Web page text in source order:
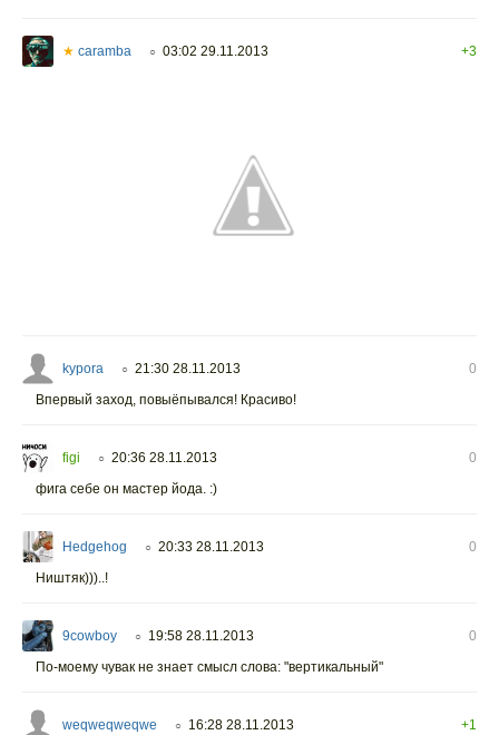
★ caramba ○ 03:02 29.11.2013 +3
kypora ○ 21:30 28.11.2013
0
Впервый заход, повыёпывался! Красиво!
figi ○ 20:36 28.11.2013
0
фига себе он мастер йода. :)
Hedgehog ○ 20:33 28.11.2013
0
Ништяк)))..!
9cowboy ○ 19:58 28.11.2013
0
По-моему чувак не знает смысл слова: "вертикальный"
weqweqweqwe ○ 16:28 28.11.2013
+1